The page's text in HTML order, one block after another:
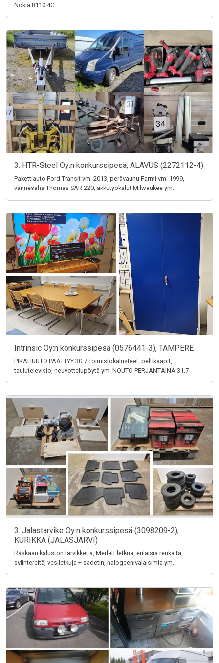
Nokia 8110 4G
3. HTR-Steel Oy:n konkurssipesä, ALAVUS (2272112-4)
Pakettiauto Ford Transit vm. 2013, perävaunu Farmi vm. 1999,
vannesaha Thomas SAR 220, akkutyökalut Milwaukee ym.
Intrinsic Oy:n konkurssipesä (0576441-3), TAMPERE
PIKAHUUTO PÄÄTTYY 30.7 Toimistokalusteet, peltikaapit,
taulutelevisio, neuvottelupöytä ym. NOUTO PERJANTAINA 31.7
3. Jalastarvike Oy:n konkurssipesä (3098209-2),
KURIKKA (JALASJÄRVI)
Raskaan kaluston tarvikkeita, Merlett letkua, erilaisia renkaita,
sylintereitä, vesiletkuja + sadetin, halogeenivalaisimia ym.